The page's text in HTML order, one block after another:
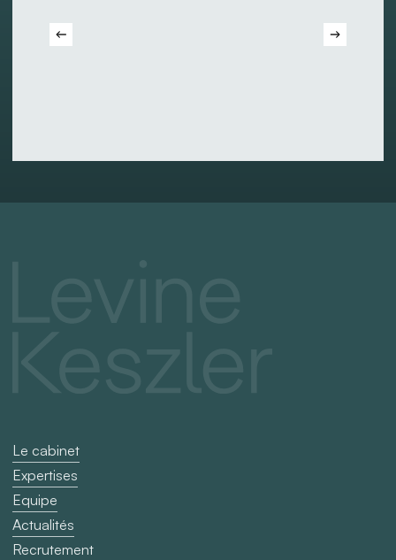
service
Le cabinet
Expertises
Equipe
Actualités
Recrutement